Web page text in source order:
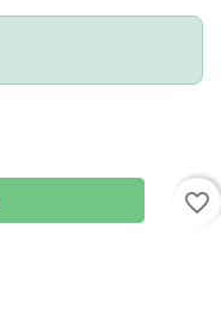
favorite_border